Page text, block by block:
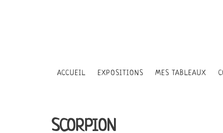
ACCUEIL EXPOSITIONS MES TABLEAUX
SCORPION